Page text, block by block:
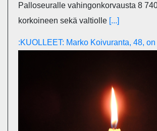
Palloseuralle vahingonkorvausta 8
korkoineen sekä valtiolle [...]
:KUOLLEET: Marko Koivuranta, 48,